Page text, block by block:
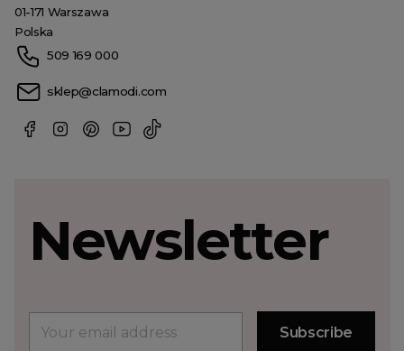
01-171 Warszawa
Polska
509 169 000
sklep@clamodi.com
Newsletter